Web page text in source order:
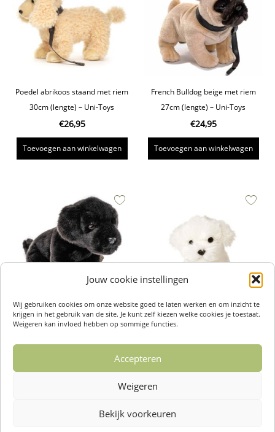
Jouw cookie instellingen
Wij gebruiken cookies om onze website goed te laten werken en om inzicht te
krijgen in het gebruik van de site. Je kunt zelf kiezen welke cookies je toestaat.
Weigeren kan invloed hebben op sommige functies.
Accepteren
Weigeren
Bekijk voorkeuren
Poedel abrikoos staand met riem
30cm (lengte) – Uni-Toys
€26,95
Toevoegen aan winkelwagen
French Bulldog beige met riem
27cm (lengte) – Uni-Toys
€24,95
Toevoegen aan winkelwagen
Labrador Welp zwart met riem 23